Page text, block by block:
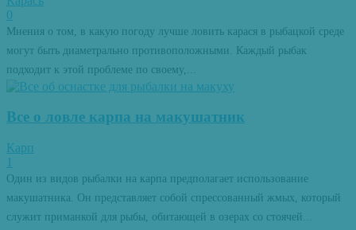
0
Мнения о том, в какую погоду лучше ловить карася в рыбацкой среде
могут быть диаметрально противоположными. Каждый рыбак
подходит к этой проблеме по своему,...
Все о ловле карпа на макушатник
Карп
1
Один из видов рыбалки на карпа предполагает использование
макушатника. Он представляет собой спрессованный жмых, который
служит приманкой для рыбы, обитающей в озерах со стоячей...